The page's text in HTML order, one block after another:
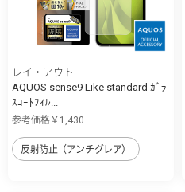
レイ・アウト
AQUOS sense9 Like standard ｶﾞﾗ
ｽｺｰﾄﾌｨﾙ...
参考価格￥1,430
反射防止（アンチグレア）